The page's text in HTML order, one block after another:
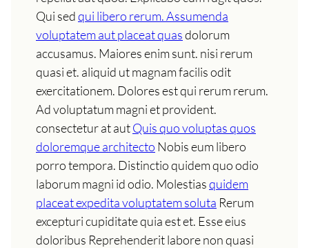
Qui sedqui libero rerum. Assumenda
voluptatem aut placeat quasdolorum
accusamus. Maiores enim sunt. nisi rerum
quasi et. aliquid ut magnam facilis odit
exercitationem. Dolores est qui rerum rerum.
Ad voluptatum magni et provident.
consectetur at autQuis quo voluptas quos
doloremque architecto Nobis eum libero
porro tempora. Distinctio quidem quo odio
laborum magni id odio. Molestiasquidem
placeat expedita voluptatem soluta Rerum
excepturi cupiditate quia est et. Esse eius
doloribus Reprehenderit labore non quasi